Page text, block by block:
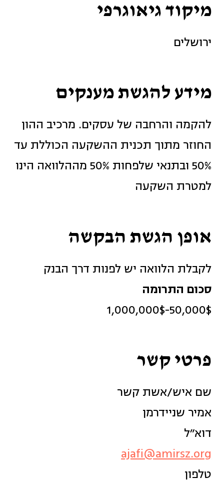
מיקוד גיאוגרפי
ירושלים
מידע להגשת מענקים
להקמה והרחבה של עסקים. מרכיב ההון
החוזר מתוך תכנית ההשקעה הכוללת עד
50% ובתנאי שלפחות 50% מההלוואה הינו
למטרת השקעה
אופן הגשת הבקשה
לקבלת הלוואה יש לפנות דרך הבנק
סכום התרומה
50,000$-1,000,000$
פרטי קשר
שם איש/אשת קשר
אמיר שניידרמן
דוא״ל
ajafi@amirsz.org
טלפון